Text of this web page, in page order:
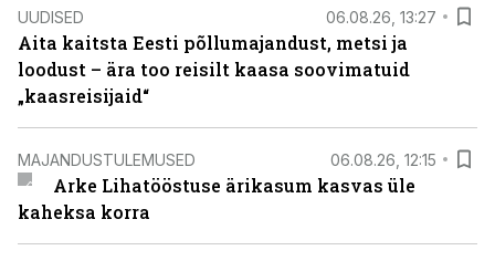
UUDISED 06.08.26, 13:27
Aita kaitsta Eesti põllumajandust, metsi ja
loodust – ära too reisilt kaasa soovimatuid
„kaasreisijaid“
MAJANDUSTULEMUSED 06.08.26, 12:15
Arke Lihatööstuse ärikasum kasvas üle
kaheksa korra